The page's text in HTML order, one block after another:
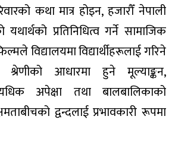
कथा मात्र होइन, हजारौँ नेपाली
यथार्थको प्रतिनिधित्व गर्ने सामाजिक
विद्यालयमा विद्यार्थीहरूलाई गरिने
आधारमा हुने मूल्याङ्कन,
अपेक्षा तथा बालबालिकाको
द्वन्दलाई प्रभावकारी रूपमा